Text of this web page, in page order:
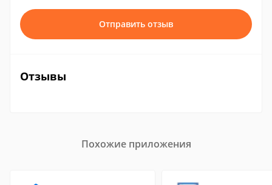
Отправить отзыв
Отзывы
Похожие приложения